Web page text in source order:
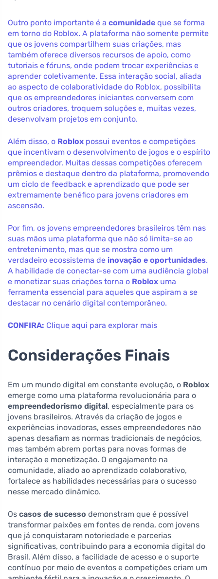
Outro ponto importante é a comunidade que se forma
em torno do Roblox. A plataforma não somente permite
que os jovens compartilhem suas criações, mas
também oferece diversos recursos de apoio, como
tutoriais e fóruns, onde podem trocar experiências e
aprender coletivamente. Essa interação social, aliada
ao aspecto de colaboratividade do Roblox, possibilita
que os empreendedores iniciantes conversem com
outros criadores, troquem soluções e, muitas vezes,
desenvolvam projetos em conjunto.
Além disso, o Roblox possui eventos e competições
que incentivam o desenvolvimento de jogos e o espírito
empreendedor. Muitas dessas competições oferecem
prêmios e destaque dentro da plataforma, promovendo
um ciclo de feedback e aprendizado que pode ser
extremamente benéfico para jovens criadores em
ascensão.
Por fim, os jovens empreendedores brasileiros têm nas
suas mãos uma plataforma que não só limita-se ao
entretenimento, mas que se mostra como um
verdadeiro ecossistema de inovação e oportunidades.
A habilidade de conectar-se com uma audiência global
e monetizar suas criações torna o Roblox uma
ferramenta essencial para aqueles que aspiram a se
destacar no cenário digital contemporâneo.
CONFIRA: Clique aqui para explorar mais
Considerações Finais
Em um mundo digital em constante evolução, o Roblox
emerge como uma plataforma revolucionária para o
empreendedorismo digital, especialmente para os
jovens brasileiros. Através da criação de jogos e
experiências inovadoras, esses empreendedores não
apenas desafiam as normas tradicionais de negócios,
mas também abrem portas para novas formas de
interação e monetização. O engajamento na
comunidade, aliado ao aprendizado colaborativo,
fortalece as habilidades necessárias para o sucesso
nesse mercado dinâmico.
Os casos de sucesso demonstram que é possível
transformar paixões em fontes de renda, com jovens
que já conquistaram notoriedade e parcerias
significativas, contribuindo para a economia digital do
Brasil. Além disso, a facilidade de acesso e o suporte
contínuo por meio de eventos e competições criam um